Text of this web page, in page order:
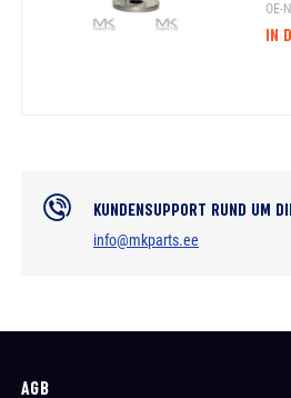
OE-
IN
KUNDENSUPPORT RUND UM
info@mkparts.ee
AGB